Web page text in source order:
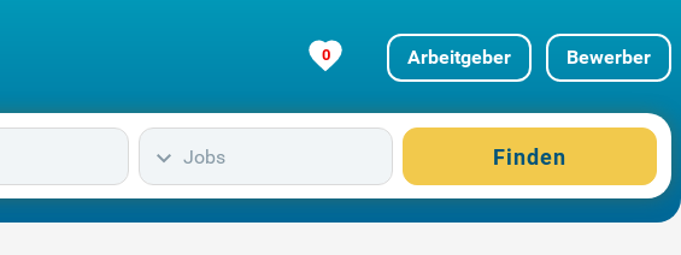
0 Arbeitgeber Bewerber
Jobs Finden